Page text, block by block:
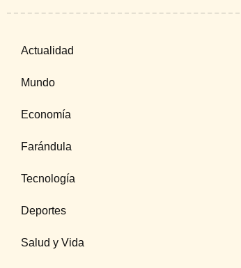
Actualidad
Mundo
Economía
Farándula
Tecnología
Deportes
Salud y Vida